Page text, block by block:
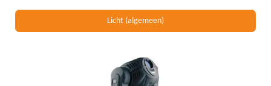
Licht (algemeen)